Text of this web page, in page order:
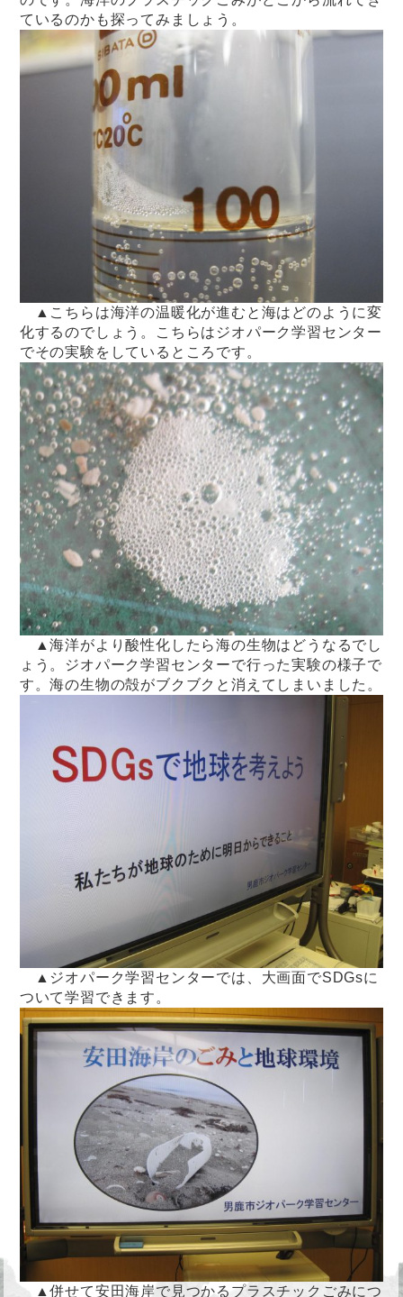
ているのかも探ってみましょう。
▲こちらは海洋の温暖化が進むと海はどのように変
化するのでしょう。こちらはジオパーク学習センター
でその実験をしているところです。
▲海洋がより酸性化したら海の生物はどうなるでし
ょう。ジオパーク学習センターで行った実験の様子で
す。海の生物の殻がブクブクと消えてしまいました。
▲ジオパーク学習センターでは、大画面でSDGsに
ついて学習できます。
▲併せて安田海岸で見つかるプラスチックごみにつ